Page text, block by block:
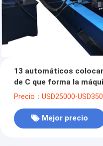
13 automáticos
de C que forma la
modificado para
Precio：USD25000-
Mejor precio